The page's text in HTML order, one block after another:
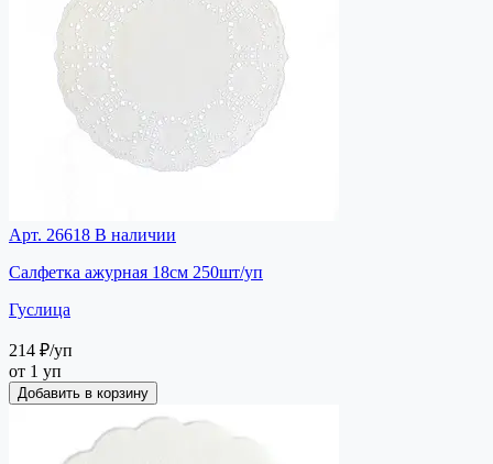
Арт. 26618 В наличии
Салфетка ажурная 18см 250шт/уп
Гуслица
214 ₽/уп
от 1 уп
Добавить в корзину